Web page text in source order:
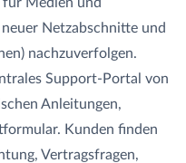
Netzabschnitte und
nachzuverfolgen.
Support-Portal von
Anleitungen,
Kunden finden
Vertragsfragen,